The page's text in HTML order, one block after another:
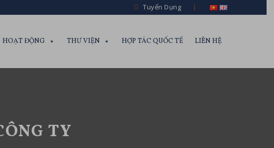
Tuyển Dụng
HOẠT ĐỘNG THƯ VIỆN HỢP TÁC QUỐC TẾ LIÊN HỆ
TY